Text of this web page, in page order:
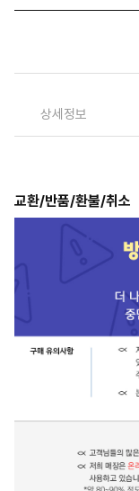
상세정보
교환/반품/환불/취소